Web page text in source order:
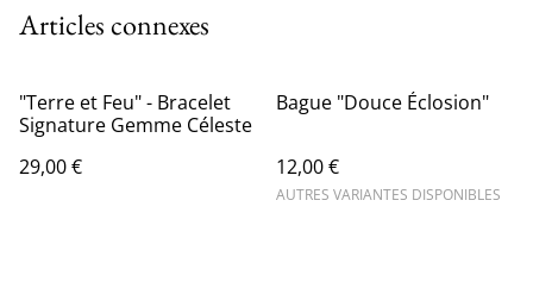
Articles connexes
"Terre et Feu" - Bracelet
Signature Gemme Céleste
29,00 €
Bague "Douce Éclosion"
12,00 €
AUTRES VARIANTES DISPONIBLES